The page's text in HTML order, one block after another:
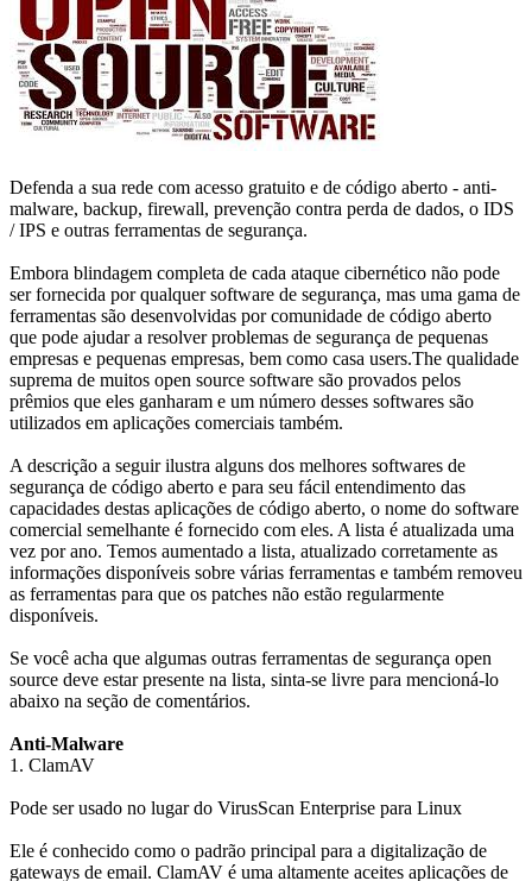
Defenda a sua rede com acesso gratuito e de código aberto - anti-
malware, backup, firewall, prevenção contra perda de dados, o IDS
/ IPS e outras ferramentas de segurança.
Embora blindagem completa de cada ataque cibernético não pode
ser fornecida por qualquer software de segurança, mas uma gama de
ferramentas são desenvolvidas por comunidade de código aberto
que pode ajudar a resolver problemas de segurança de pequenas
empresas e pequenas empresas, bem como casa users.The qualidade
suprema de muitos open source software são provados pelos
prêmios que eles ganharam e um número desses softwares são
utilizados em aplicações comerciais também.
A descrição a seguir ilustra alguns dos melhores softwares de
segurança de código aberto e para seu fácil entendimento das
capacidades destas aplicações de código aberto, o nome do software
comercial semelhante é fornecido com eles. A lista é atualizada uma
vez por ano. Temos aumentado a lista, atualizado corretamente as
informações disponíveis sobre várias ferramentas e também removeu
as ferramentas para que os patches não estão regularmente
disponíveis.
Se você acha que algumas outras ferramentas de segurança open
source deve estar presente na lista, sinta-se livre para mencioná-lo
abaixo na seção de comentários.
Anti-Malware
1. ClamAV
Pode ser usado no lugar do VirusScan Enterprise para Linux
Ele é conhecido como o padrão principal para a digitalização de
gateways de email. ClamAV é uma altamente aceites aplicações de